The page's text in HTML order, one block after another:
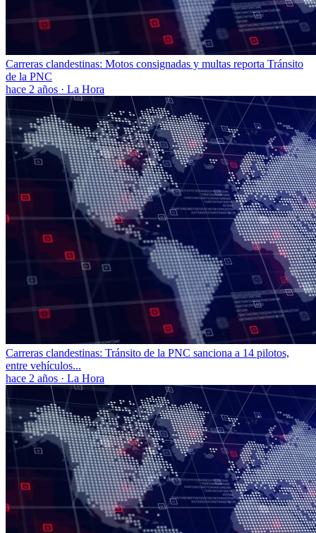
Carreras clandestinas: Motos consignadas y multas reporta Tránsito
de la PNC
hace 2 años · La Hora
Carreras clandestinas: Tránsito de la PNC sanciona a 14 pilotos,
entre vehículos...
hace 2 años · La Hora